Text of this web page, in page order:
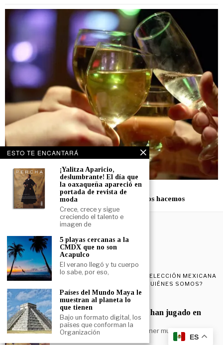
10 diciembre, 2025
Rituales de fin de año que sólo los mexicanos hacemos
©2026
INICIO NOTICIAS ¡AY GOEEEE!
SELECCIÓN MEXICANA
¿QUIÉNES SOMOS?
POPULAR
Futbolistas mexicanos que han jugado en
Argentina
México y Argentina pueden tener muchas cosas
ES
ESTO TE ENCANTARÁ
¡Yalitza Aparicio,
deslumbrante! El día que
la oaxaqueña apareció en
portada de revista de
moda
Crece, crece y sigue
creciendo el talento e
imagen de
5 playas cercanas a la
CMDX que no son
Acapulco
El verano llegó y tu cuerpo
lo sabe, por eso,
Países del Mundo Maya le
muestran al planeta lo
que tienen
Bajo un formato digital, los
países que conforman la
Organización